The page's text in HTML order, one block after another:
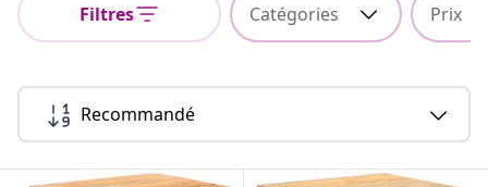
Filtres Catégories Prix
Recommandé